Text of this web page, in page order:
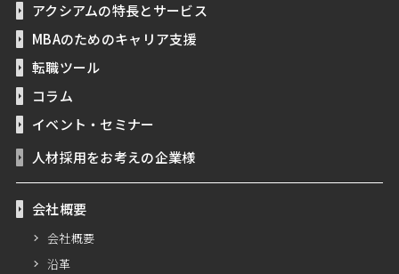
アクシアムの特長とサービス
MBAのためのキャリア支援
転職ツール
コラム
イベント・セミナー
人材採用をお考えの企業様
会社概要
会社概要
沿革